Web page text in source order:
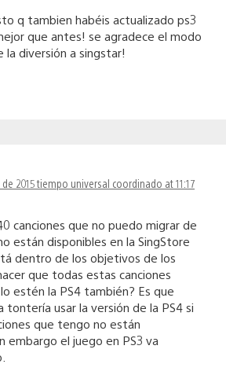
q tambien habéis actualizado ps3
que antes! se agradece el modo
diversión a singstar!
2015 tiempo universal coordinado at 11:17
canciones que no puedo migrar de
están disponibles en la SingStore
dentro de los objetivos de los
que todas estas canciones
estén la PS4 también? Es que
tontería usar la versión de la PS4 si
que tengo no están
embargo el juego en PS3 va